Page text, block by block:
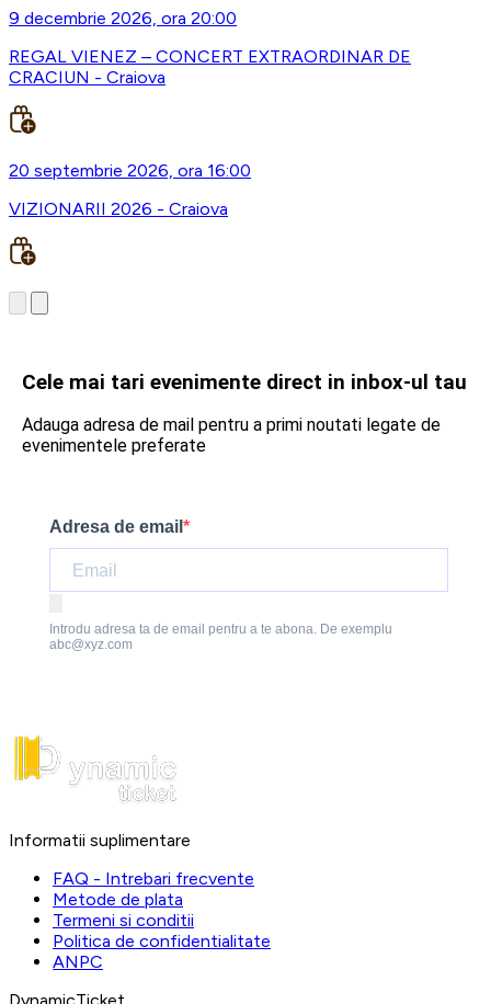
9 decembrie 2026, ora 20:00
REGAL VIENEZ – CONCERT EXTRAORDINAR DE
CRACIUN - Craiova
20 septembrie 2026, ora 16:00
VIZIONARII 2026 - Craiova
Cele mai tari evenimente direct in inbox-ul tau
Adauga adresa de mail pentru a primi noutati legate de
evenimentele preferate
Adresa de email
Introdu adresa ta de email pentru a te abona. De exemplu
abc@xyz.com
Informatii suplimentare
FAQ - Intrebari frecvente
Metode de plata
Termeni si conditii
Politica de confidentialitate
ANPC